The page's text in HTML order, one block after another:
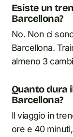
Esiste un
Barcellona?
No. Non ci
Barcellona.
almeno 3
Quanto dura
Barcellona?
Il viaggio in
ore e 40